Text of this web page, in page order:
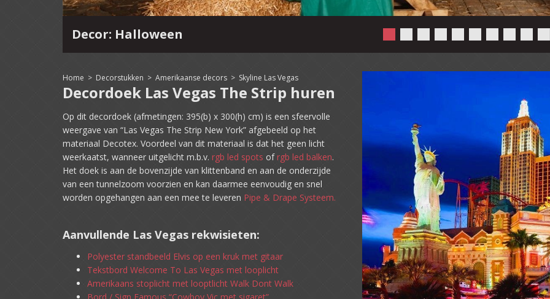
Decor: Halloween
Home > Decorstukken > Amerikaanse decors > Skyline Las Vegas
Decordoek Las Vegas The Strip huren
Op dit decordoek (afmetingen: 395(b) x 300(h) cm) is een sfeervolle
weergave van “Las Vegas The Strip New York” afgebeeld op het
materiaal Decotex. Voordeel van dit materiaal is dat het geen licht
weerkaatst, wanneer uitgelicht m.b.v. rgb led spots ofrgb led balken.
Het doek is aan de bovenzijde van klittenband en aan de onderzijde
van een tunnelzoom voorzien en kan daarmee eenvoudig en snel
worden opgehangen aan een mee te leveren Pipe & Drape Systeem.
Aanvullende Las Vegas rekwisieten:
Polyester standbeeld Elvis op een kruk met gitaar
Tekstbord Welcome To Las Vegas met looplicht
Amerikaans stoplicht met looptlicht Walk Dont Walk